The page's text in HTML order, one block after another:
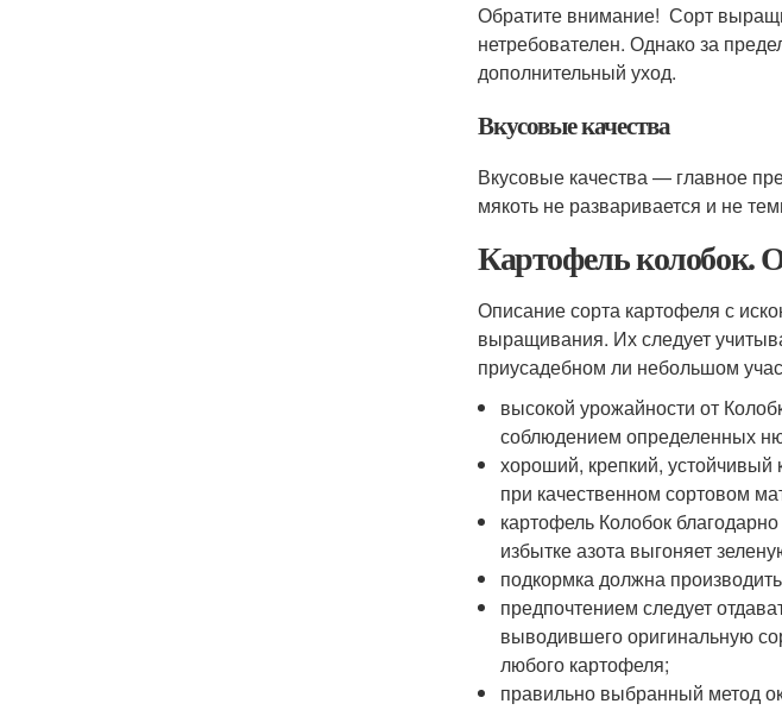
Обратите внимание! Сорт
нетребователен. Однако за
дополнительный уход.
Вкусовые качества
Вкусовые качества — главное
мякоть не разваривается и не
Картофель колобок.
Описание сорта картофеля с
выращивания. Их следует
приусадебном ли небольшом
высокой урожайности от
соблюдением определенных
хороший, крепкий, устойчивый
при качественном сортовом
картофель Колобок
избытке азота выгоняет
подкормка должна
предпочтением следует
выводившего оригинальную
любого картофеля;
правильно выбранный метод